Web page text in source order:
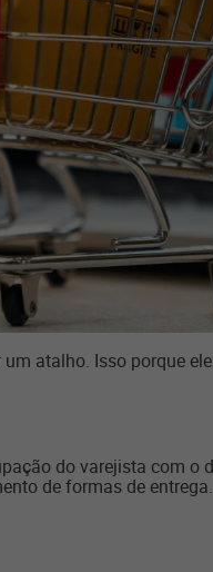
atalho. Isso porque
do varejista com o
de formas de